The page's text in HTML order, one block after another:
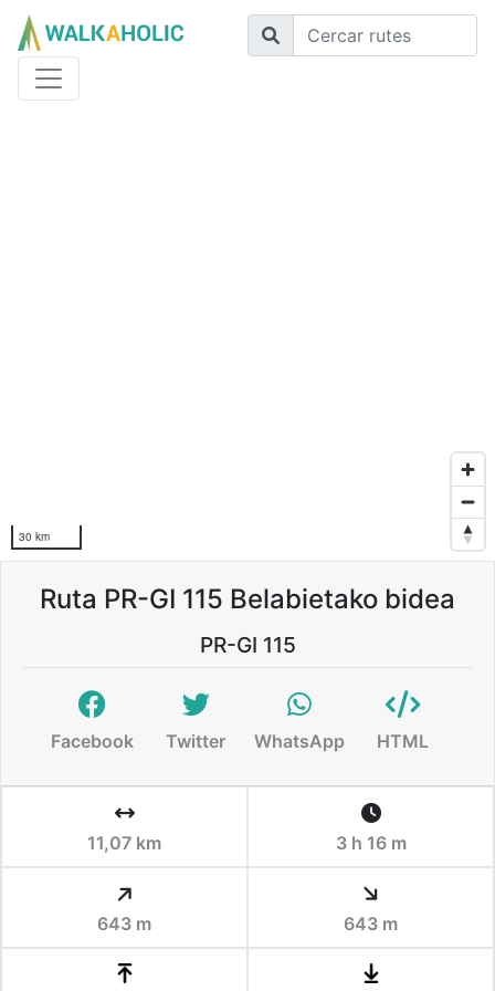
30 km
Ruta PR-GI 115 Belabietako bidea
PR-GI 115
Facebook Twitter WhatsApp HTML
11,07 km 3 h 16 m
643 m 643 m